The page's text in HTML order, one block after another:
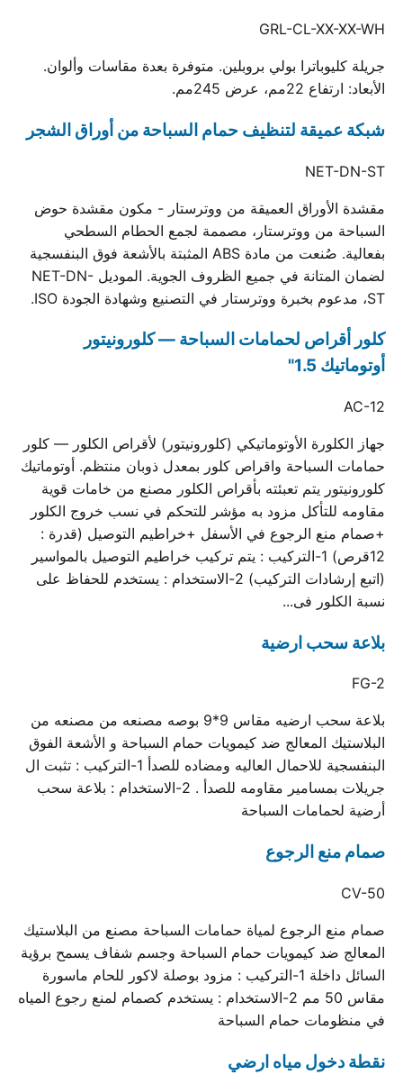
GRL-CL-XX-XX-WH
جريلة كليوباترا بولي بروبلين. متوفرة بعدة مقاسات وألوان.
الأبعاد: ارتفاع 22مم، عرض 245مم.
شبكة عميقة لتنظيف حمام السباحة من أوراق الشجر
NET-DN-ST
مقشدة الأوراق العميقة من ووترستار - مكون مقشدة حوض
السباحة من ووترستار، مصممة لجمع الحطام السطحي
بفعالية. صُنعت من مادة ABS المثبتة بالأشعة فوق البنفسجية
لضمان المتانة في جميع الظروف الجوية. الموديل NET-DN-
ST، مدعوم بخبرة ووترستار في التصنيع وشهادة الجودة ISO.
كلور أقراص لحمامات السباحة — كلورونيتور
أوتوماتيك 1.5"
AC-12
جهاز الكلورة الأوتوماتيكي (كلورونيتور) لأقراص الكلور — كلور
حمامات السباحة واقراص كلور بمعدل ذوبان منتظم. أوتوماتيك
كلورونيتور يتم تعبئته بأقراص الكلور مصنع من خامات قوية
مقاومه للتأكل مزود به مؤشر للتحكم في نسب خروج الكلور
+صمام منع الرجوع في الأسفل +خراطيم التوصيل (قدرة :
12قرص) 1-التركيب : يتم تركيب خراطيم التوصيل بالمواسير
(اتبع إرشادات التركيب) 2-الاستخدام : يستخدم للحفاظ على
نسبة الكلور فى...
بلاعة سحب ارضية
FG-2
بلاعة سحب ارضيه مقاس 9*9 بوصه مصنعه من مصنعه من
البلاستيك المعالج ضد كيمويات حمام السباحة و الأشعة الفوق
البنفسجية للاحمال العاليه ومضاده للصدأ 1-التركيب : تثبت ال
جريلات بمسامير مقاومه للصدأ . 2-الاستخدام : بلاعة سحب
أرضية لحمامات السباحة
صمام منع الرجوع
CV-50
صمام منع الرجوع لمياة حمامات السباحة مصنع من البلاستيك
المعالج ضد كيمويات حمام السباحة وجسم شفاف يسمح برؤية
السائل داخلة 1-التركيب : مزود بوصلة لاكور للحام ماسورة
مقاس 50 مم 2-الاستخدام : يستخدم كصمام لمنع رجوع المياه
في منظومات حمام السباحة
نقطة دخول مياه ارضي